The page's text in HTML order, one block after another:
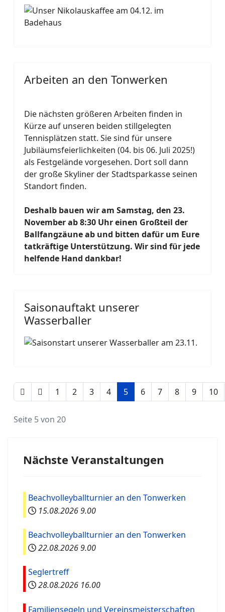
Arbeiten an den Tonwerken
Die nächsten größeren Arbeiten finden in
Kürze auf unseren beiden stillgelegten
Tennisplätzen statt. Sie sind für unsere
Jubiläumsfeierlichkeiten (04. bis 06. Juli 2025!)
als Festgelände vorgesehen. Dort soll dann
der große Skyliner der Stadtsparkasse seinen
Standort finden.
Deshalb bauen wir am Samstag, den 23.
November ab 8:30 Uhr einen Großteil der
Ballfangzäune ab und bitten dafür um Eure
tatkräftige Unterstützung. Wir sind für jede
helfende Hand dankbar!
Saisonauftakt unserer
Wasserballer
1 2 3 4 5 6 7 8 9 10
Seite 5 von 20
Nächste Veranstaltungen
Beachvolleyballturnier an den Tonwerken
15.08.20269.00
Beachvolleyballturnier an den Tonwerken
22.08.20269.00
Seglertreff
28.08.2026 16.00
Familiensegeln und Vereinsmeisterschaften